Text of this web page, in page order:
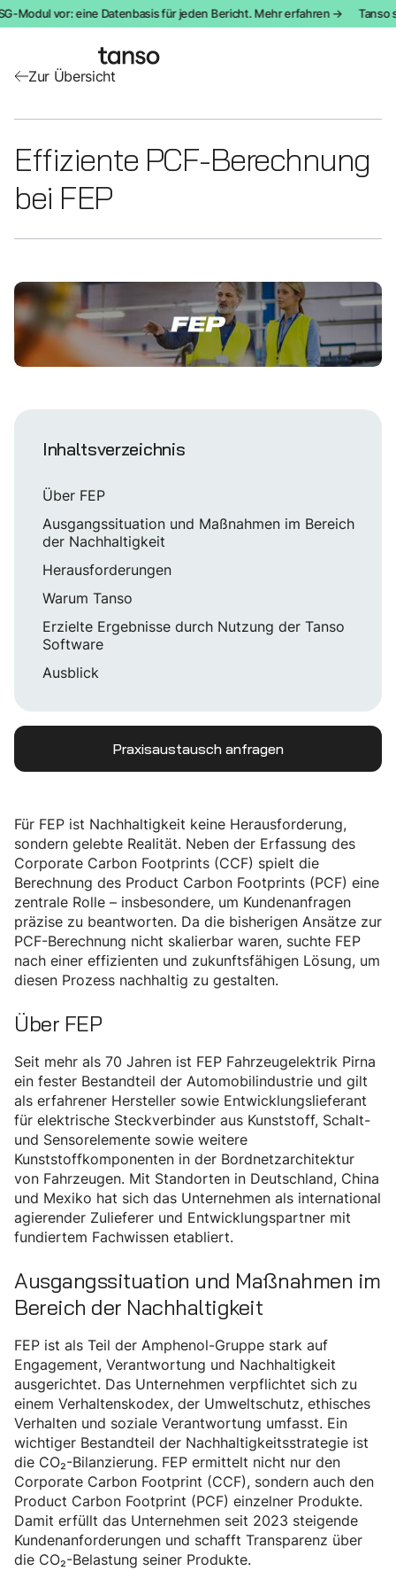
Modul vor: eine Datenbasis für jeden Bericht. Mehr erfahren → Tanso
Zur Übersicht
Effiziente PCF-Berechnung
bei FEP
Inhaltsverzeichnis
Über FEP
Ausgangssituation und Maßnahmen im Bereich
der Nachhaltigkeit
Herausforderungen
Warum Tanso
Erzielte Ergebnisse durch Nutzung der Tanso
Software
Ausblick
Praxisaustausch anfragen
Für FEP ist Nachhaltigkeit keine Herausforderung,
sondern gelebte Realität. Neben der Erfassung des
Corporate Carbon Footprints (CCF) spielt die
Berechnung des Product Carbon Footprints (PCF) eine
zentrale Rolle – insbesondere, um Kundenanfragen
präzise zu beantworten. Da die bisherigen Ansätze zur
PCF-Berechnung nicht skalierbar waren, suchte FEP
nach einer effizienten und zukunftsfähigen Lösung, um
diesen Prozess nachhaltig zu gestalten.
Über FEP
Seit mehr als 70 Jahren ist FEP Fahrzeugelektrik Pirna
ein fester Bestandteil der Automobilindustrie und gilt
als erfahrener Hersteller sowie Entwicklungslieferant
für elektrische Steckverbinder aus Kunststoff, Schalt-
und Sensorelemente sowie weitere
Kunststoffkomponenten in der Bordnetzarchitektur
von Fahrzeugen. Mit Standorten in Deutschland, China
und Mexiko hat sich das Unternehmen als international
agierender Zulieferer und Entwicklungspartner mit
fundiertem Fachwissen etabliert.
Ausgangssituation und Maßnahmen im
Bereich der Nachhaltigkeit
FEP ist als Teil der Amphenol-Gruppe stark auf
Engagement, Verantwortung und Nachhaltigkeit
ausgerichtet. Das Unternehmen verpflichtet sich zu
einem Verhaltenskodex, der Umweltschutz, ethisches
Verhalten und soziale Verantwortung umfasst. Ein
wichtiger Bestandteil der Nachhaltigkeitsstrategie ist
die CO₂-Bilanzierung. FEP ermittelt nicht nur den
Corporate Carbon Footprint (CCF), sondern auch den
Product Carbon Footprint (PCF) einzelner Produkte.
Damit erfüllt das Unternehmen seit 2023 steigende
Kundenanforderungen und schafft Transparenz über
die CO₂-Belastung seiner Produkte.